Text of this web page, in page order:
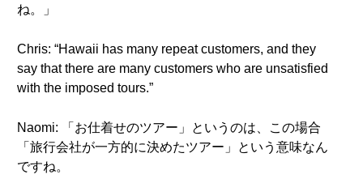
ね。」
Chris: “Hawaii has many repeat customers, and they
say that there are many customers who are unsatisfied
with the imposed tours.”
Naomi: 「お仕着せのツアー」というのは、この場合
「旅行会社が一方的に決めたツアー」という意味なん
ですね。